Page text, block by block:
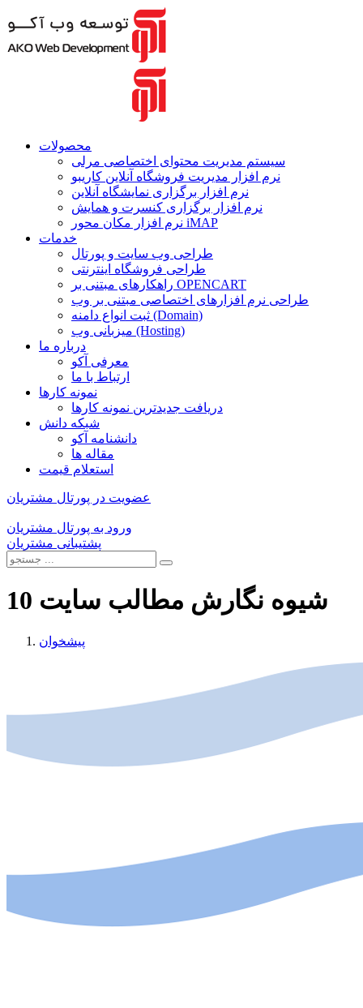
محصولات
سیستم مدیریت محتوای اختصاصی مرلی
نرم افزار مدیریت فروشگاه آنلاین کاریبو
نرم افزار برگزاری نمایشگاه آنلاین
نرم افزار برگزاری کنسرت و همایش
نرم افزار مکان محور iMAP
خدمات
طراحی وب سایت و پورتال
طراحی فروشگاه اینترنتی
راهکارهای مبتنی بر OPENCART
طراحی نرم افزارهای اختصاصی مبتنی بر وب
ثبت انواع دامنه (Domain)
میزبانی وب (Hosting)
درباره ما
معرفی آکو
ارتباط با ما
نمونه کارها
دریافت جدیدترین نمونه کارها
شبکه دانش
دانشنامه آکو
مقاله ها
استعلام قیمت
عضویت در پورتال مشتریان
ورود به پورتال مشتریان
پشتیبانی مشتریان
10 شیوه نگارش مطالب سایت
پیشخوان